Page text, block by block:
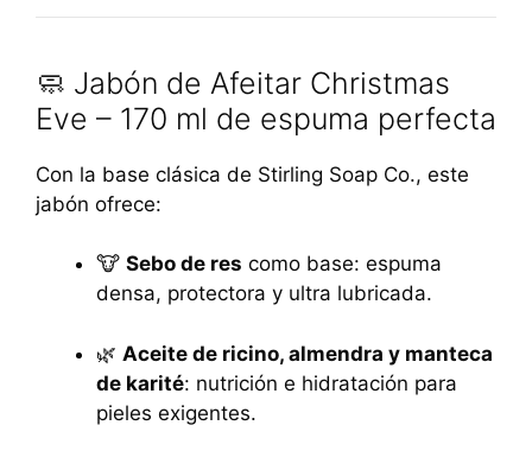
🧼 Jabón de Afeitar Christmas
Eve – 170 ml de espuma perfecta
Con la base clásica de Stirling Soap Co., este
jabón ofrece:
🐮 Sebo de res como base: espuma
densa, protectora y ultra lubricada.
🌿 Aceite de ricino, almendra y manteca
de karité: nutrición e hidratación para
pieles exigentes.